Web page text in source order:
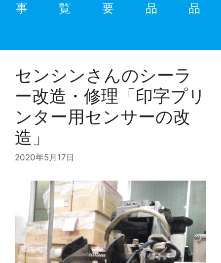
事
覧
要
品
品
センシンさんのシーラ
ー改造・修理「印字プリ
ンター用センサーの改
造」
2020年5月17日